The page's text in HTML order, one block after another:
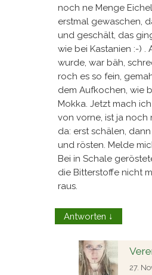
noch ne Menge
erstmal gewaschen,
und geschält, das
wie bei Kastanien :-) .
wurde, war bäh,
roch es so fein,
dem Aufkochen, wie
Mokka. Jetzt mach
von vorne, ist ja noch
da: erst schälen,
und rösten. Melde
Bei in Schale
die Bitterstoffe nicht
raus.
Antworten ↓
27.